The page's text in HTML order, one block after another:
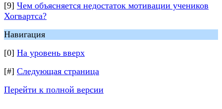
[9] Чем объясняется недостаток мотивации учеников
Хогвартса?
Навигация
[0] На уровень вверх
[#] Следующая страница
Перейти к полной версии